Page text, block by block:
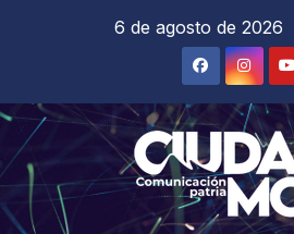
6 de agosto de 2026